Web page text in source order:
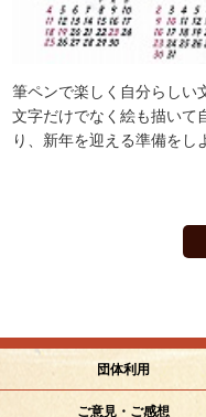
筆ペンで楽しく自分らしい
文字だけでなく絵も描いて
り、新年を迎える準備をし
団体利用
ご意見・ご感想